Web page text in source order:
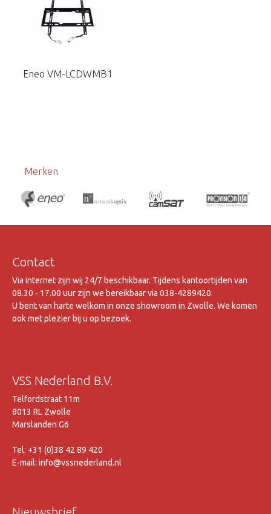
Eneo VM-LCDWMB1
Merken
Contact
Via internet zijn wij 24/7 beschikbaar. Tijdens kantoortijden van
08.30 - 17.00 uur zijn we bereikbaar via 038-4289420.
U bent van harte welkom in onze showroom in Zwolle. We komen
ook met plezier bij u op bezoek.
VSS Nederland B.V.
Telfordstraat 11m
8013 RL Zwolle
Marslanden G6
Tel: +31 (0)38 42 89 420
E-mail: info@vssnederland.nl